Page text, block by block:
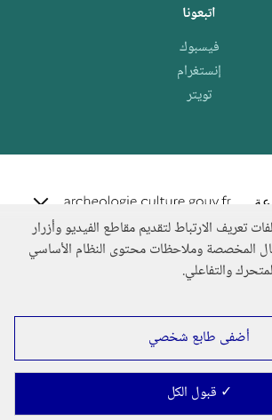
اتبعونا
فيسبوك
إنستغرام
تويتر
تعريف الارتباط لتقديم مقاطع الفيديو وأزرار
المخصصة وملاحظات محتوى النظام الأساسي
والتفاعلي.
أضفى طابع شخصي
✓ قبول الكل